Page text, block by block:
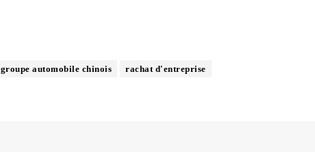
groupe automobile chinois rachat d'entreprise